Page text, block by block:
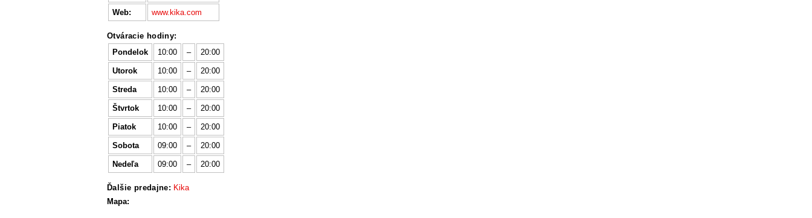
Web: www.kika.com
Otváracie hodiny:
Pondelok
10:00 – 20:00
Utorok 10:00 – 20:00
Streda 10:00 – 20:00
Štvrtok 10:00 – 20:00
Piatok 10:00 – 20:00
Sobota 09:00 – 20:00
Nedeľa 09:00 – 20:00
Ďalšie predajne: Kika
Mapa: